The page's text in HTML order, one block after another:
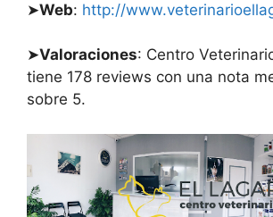
➤Web: http://
➤Valoraciones: Centro
tiene 178 reviews con una nota
sobre 5.